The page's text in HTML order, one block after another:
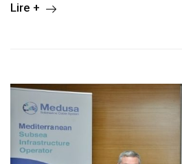
Lire +